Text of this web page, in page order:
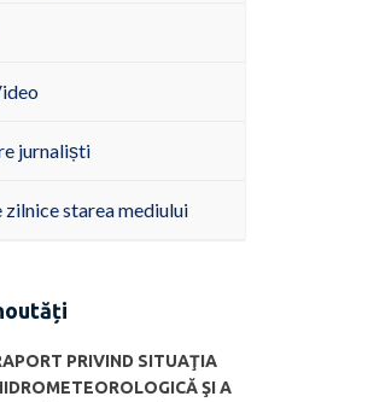
jurnaliști
zilnice starea mediului
PRIVIND SITUAŢIA
ŞI A